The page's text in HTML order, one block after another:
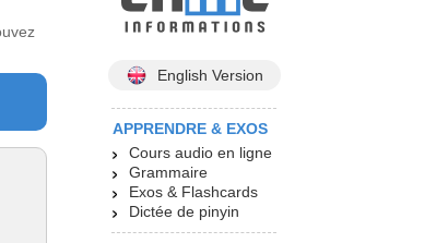
English Version
APPRENDRE & EXOS
Cours audio en ligne
Grammaire
Exos & Flashcards
Dictée de pinyin